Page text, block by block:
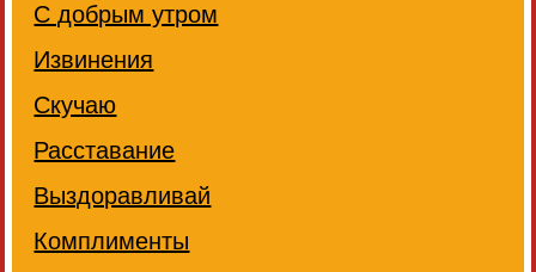
С добрым утром
Извинения
Скучаю
Расставание
Выздоравливай
Комплименты